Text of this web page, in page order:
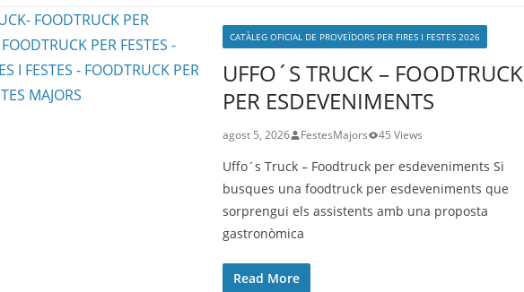
CATÀLEG OFICIAL DE PROVEÏDORS PER FIRES I FESTES 2026
UFFO´S TRUCK – FOODTRUCK
PER ESDEVENIMENTS
agost 5, 2026 FestesMajors 45 Views
Uffo´s Truck – Foodtruck per esdeveniments Si
busques una foodtruck per esdeveniments que
sorprengui els assistents amb una proposta
gastronòmica
Read More